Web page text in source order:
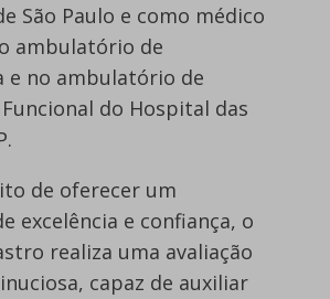
São Paulo e como médico
ambulatório de
e no ambulatório de
do Hospital das
de oferecer um
excelência e confiança, o
realiza uma avaliação
capaz de auxiliar